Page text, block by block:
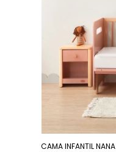
CAMA INFANTIL NANA